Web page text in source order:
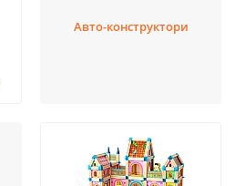
Авто-конструктори